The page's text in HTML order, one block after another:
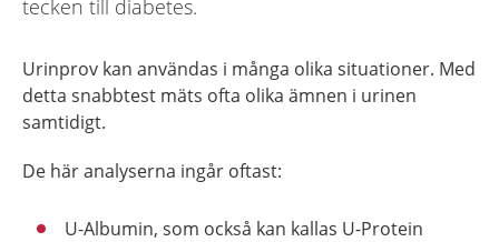
tecken till diabetes.
Urinprov kan användas i många olika situationer. Med
detta snabbtest mäts ofta olika ämnen i urinen
samtidigt.
De här analyserna ingår oftast:
U-Albumin, som också kan kallas U-Protein